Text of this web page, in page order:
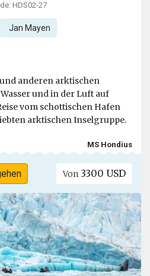
HDS02-27
Jan Mayen
anderen arktischen
und in der Luft auf
vom schottischen Hafen
arktischen Inselgruppe.
MS Hondius
Von 3300 USD